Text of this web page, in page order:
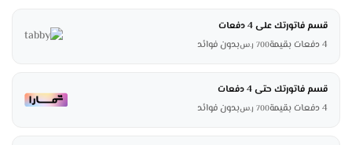
قسم فاتورتك على 4 دفعات
4 دفعات بقيمة
700 ر.سبدون فوائد
قسم فاتورتك حتى 4 دفعات
4 دفعات بقيمة
700 ر.سبدون فوائد